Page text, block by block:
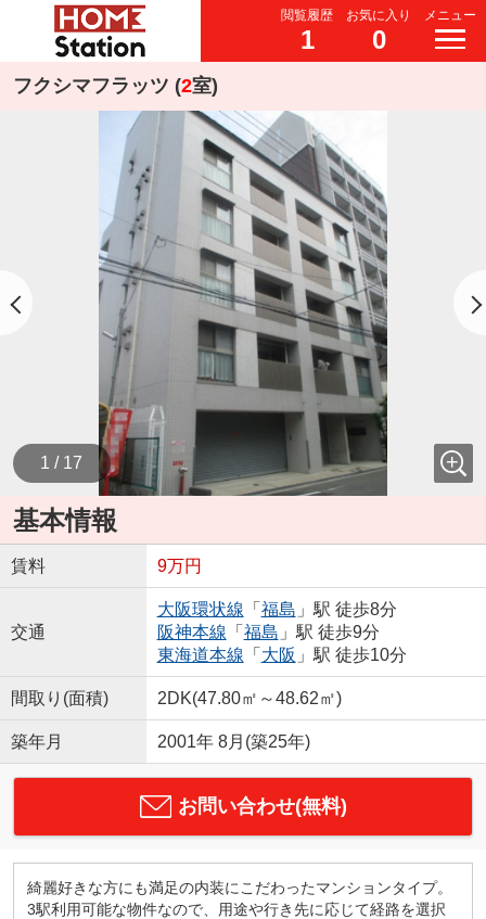
閲覧履歴
1
お気に入り
0
メニュー
フクシマフラッツ (2室)
1 / 17
基本情報
賃料 9万円
交通
大阪環状線 「 福島 」駅 徒歩8分
阪神本線 「 福島 」駅 徒歩9分
東海道本線 「 大阪 」駅 徒歩10分
間取り(面積) 2DK(47.80㎡～48.62㎡)
築年月 2001年 8月(築25年)
お問い合わせ(無料)
綺麗好きな方にも満足の内装にこだわったマンションタイプ。
3駅利用可能な物件なので、用途や行き先に応じて経路を選択